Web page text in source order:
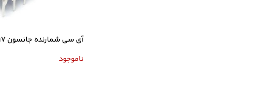
آی سی شمارنده جانسون CD4017
ناموجود